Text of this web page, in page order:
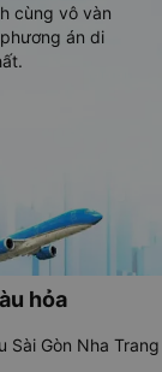
cùng vô vàn
án di
hỏa
Sài Gòn Nha Trang